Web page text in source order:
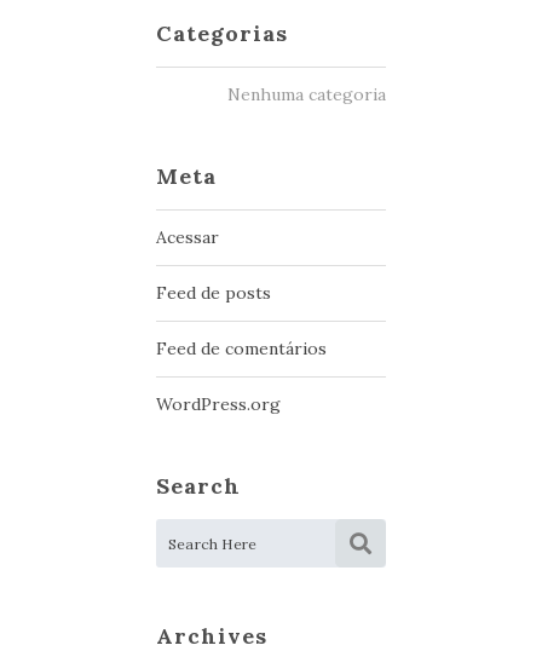
Categorias
Nenhuma categoria
Meta
Acessar
Feed de posts
Feed de comentários
WordPress.org
Search
Archives